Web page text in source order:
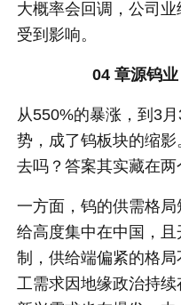
大概率会回调，公司
受到影响。
04 章源钨
从550%的暴涨，到3
势，成了钨板块的缩
去吗？答案其实藏在两
一方面，钨的供需格
给高度集中在中国，
制，供给端偏紧的格
工需求因地缘政治持